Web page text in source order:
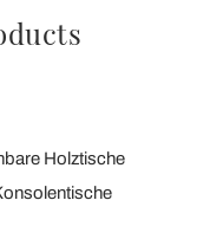
Holztische